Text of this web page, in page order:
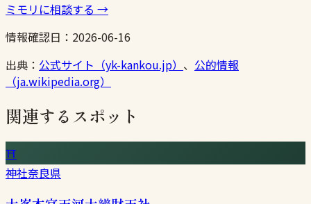
ミモリに相談する →
情報確認日： 2026-06-16
出典： 公式サイト（yk-kankou.jp） 、 公的情報
（ja.wikipedia.org）
関連するスポット
⛩
神社奈良県